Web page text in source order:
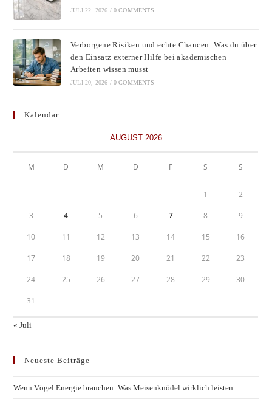
JULI 22, 2026 / 0 COMMENTS
Verborgene Risiken und echte Chancen: Was du über
den Einsatz externer Hilfe bei akademischen
Arbeiten wissen musst
JULI 20, 2026 / 0 COMMENTS
Kalendar
AUGUST 2026
M D M D F S S
1 2
3 4 5 6 7 8 9
10 11 12 13 14 15 16
17 18 19 20 21 22 23
24 25 26 27 28 29 30
31
« Juli
Neueste Beiträge
Wenn Vögel Energie brauchen: Was Meisenknödel wirklich leisten